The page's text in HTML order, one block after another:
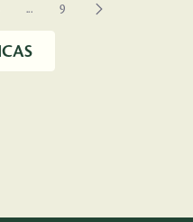
...Páginas intermediárias Usar
Página
9